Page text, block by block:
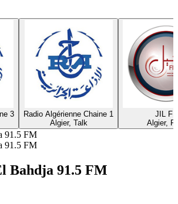
3
Radio Algérienne Chaine 1
Algier, Talk
JIL
Algier,
91.5 FM
91.5 FM
Bahdja 91.5 FM